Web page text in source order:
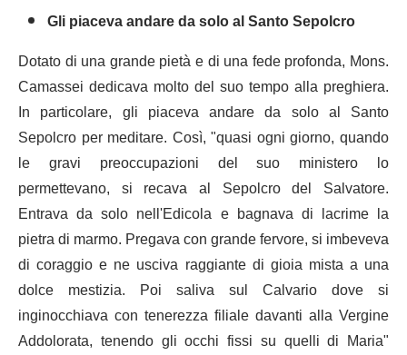
Gli piaceva andare da solo al Santo Sepolcro
Dotato di una grande pietà e di una fede profonda, Mons.
Camassei dedicava molto del suo tempo alla preghiera.
In particolare, gli piaceva andare da solo al Santo
Sepolcro per meditare. Così, "quasi ogni giorno, quando
le gravi preoccupazioni del suo ministero lo
permettevano, si recava al Sepolcro del Salvatore.
Entrava da solo nell'Edicola e bagnava di lacrime la
pietra di marmo. Pregava con grande fervore, si imbeveva
di coraggio e ne usciva raggiante di gioia mista a una
dolce mestizia. Poi saliva sul Calvario dove si
inginocchiava con tenerezza filiale davanti alla Vergine
Addolorata, tenendo gli occhi fissi su quelli di Maria"